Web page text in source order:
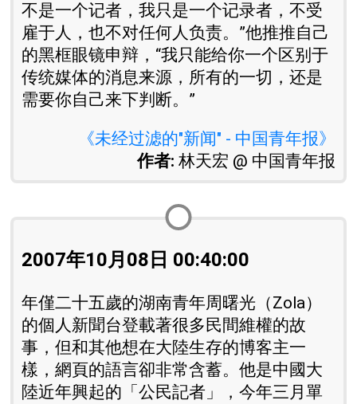
不是一个记者，我只是一个记录者，不受
雇于人，也不对任何人负责。”他推推自己
的黑框眼镜申辩，“我只能给你一个区别于
传统媒体的消息来源，所有的一切，还是
需要你自己来下判断。”
《未经过滤的"新闻" - 中国青年报》
作者: 林天宏 @ 中国青年报
2007年10月08日 00:40:00
年僅二十五歲的湖南青年周曙光（Zola）
的個人新聞台登載著很多民間維權的故
事，但和其他想在大陸生存的博客主一
樣，網頁的語言卻非常含蓄。他是中國大
陸近年興起的「公民記者」，今年三月單